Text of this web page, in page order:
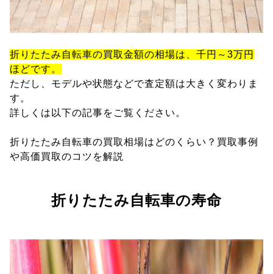
折りたたみ自転車の買取金額の相場は、千円～3万円
ほどです。
ただし、モデルや状態などで査定額は大きく変わりま
す。
詳しくは以下の記事をご覧ください。
折りたたみ自転車の買取相場はどのくらい？買取事例
や高価買取のコツを解説
折りたたみ自転車の寿命